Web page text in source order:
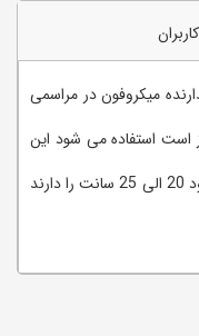
میکروفون در مراسمی
استفاده می شود این
پایه میکروفون ها معمولا تغییر اندازه در حدود 20 الی 25 سانت را دارند